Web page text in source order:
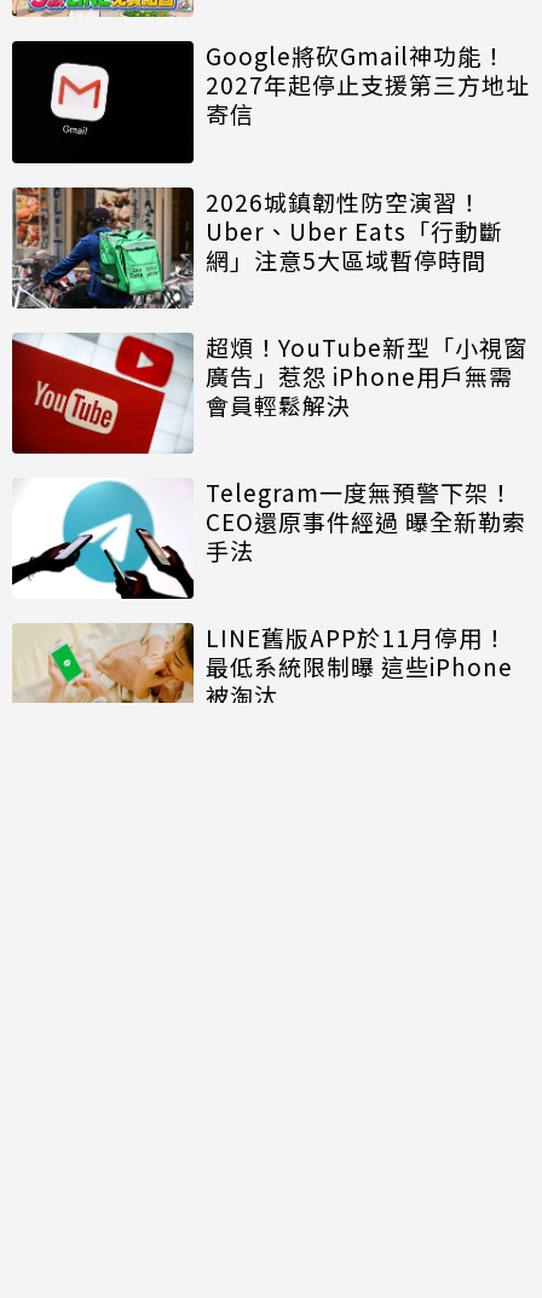
Google將砍Gmail神功能！
2027年起停止支援第三方地址
寄信
2026城鎮韌性防空演習！
Uber、Uber Eats「行動斷
網」注意5大區域暫停時間
超煩！YouTube新型「小視窗
廣告」惹怨 iPhone用戶無需
會員輕鬆解決
Telegram一度無預警下架！
CEO還原事件經過 曝全新勒索
手法
LINE舊版APP於11月停用！
最低系統限制曝 這些iPhone
被淘汰